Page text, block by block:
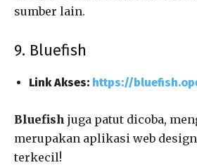
sumber lain.
9. Bluefish
Link Akses: https://
Bluefish juga patut dicoba,
merupakan aplikasi web
terkecil!